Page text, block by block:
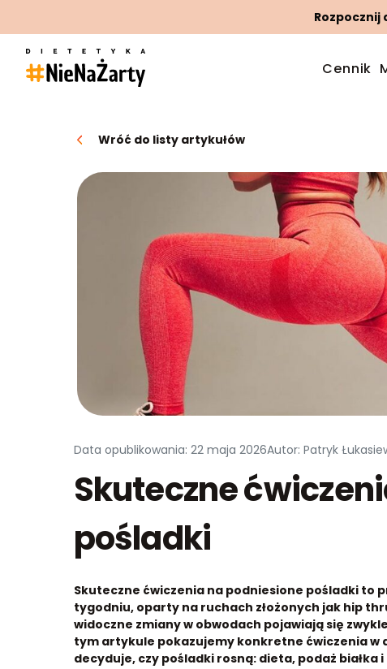
Rozpocznij
Cennik
Wróć do listy artykułów
Data opublikowania: 22 maja 2026Autor: Patryk
Skuteczne
pośladki
Skuteczne ćwiczenia na podniesione pośladki to
tygodniu, oparty na ruchach złożonych jak hip
widoczne zmiany w obwodach pojawiają się
tym artykule pokazujemy konkretne ćwiczenia w
decyduje, czy pośladki rosną: dieta, podaż